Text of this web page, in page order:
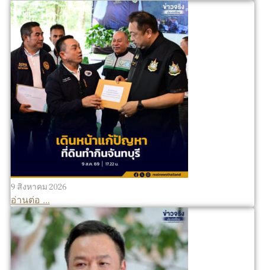
9 สิงหาคม 2026
อ่านต่อ ...